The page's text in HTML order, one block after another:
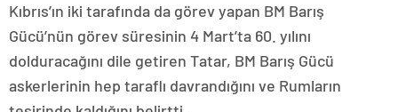
Kıbrıs’ın iki tarafında da görev yapan BM Barış
Gücü’nün görev süresinin 4 Mart’ta 60. yılını
dolduracağını dile getiren Tatar, BM Barış Gücü
askerlerinin hep taraflı davrandığını ve Rumların